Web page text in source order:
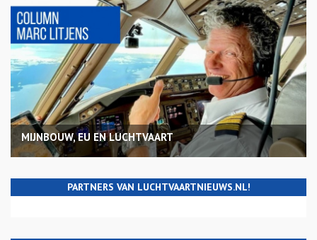
MIJNBOUW, EU EN LUCHTVAART
PARTNERS VAN LUCHTVAARTNIEUWS.NL!